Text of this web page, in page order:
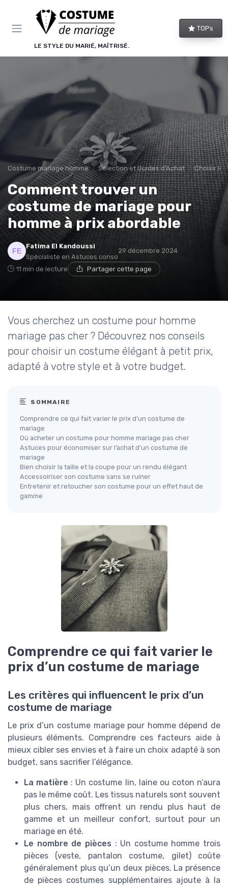
LE STYLE DU MARIÉ, MAÎTRISÉ.
TOPs
Costume mariage homme Sélection et Guides d'Achat Choisir le
Comment trouver un
costume de mariage pour
homme à prix abordable
Fatima El Kandoussi
Spécialiste en Astuces conso
29 décembre 2024
11 min de lecture Partager cette page
Vous cherchez un costume pour homme
mariage pas cher ? Découvrez nos conseils
pour choisir un costume élégant à petit prix,
adapté à votre style et à votre budget.
SOMMAIRE
Comprendre ce qui fait varier le prix d’un costume de
mariage
Où acheter un costume pour homme mariage pas cher
Astuces pour économiser sur l’achat d’un costume de
mariage
Bien choisir la taille et la coupe pour un rendu élégant
Accessoiriser son costume sans se ruiner
Entretenir et retoucher son costume pour un effet haut de
gamme
Comprendre ce qui fait varier le
prix d’un costume de mariage
Les critères qui influencent le prix d’un
costume de mariage
Le prix d’un costume mariage pour homme dépend de
plusieurs éléments. Comprendre ces facteurs aide à
mieux cibler ses envies et à faire un choix adapté à son
budget, sans sacrifier l’élégance.
La matière : Un costume lin, laine ou coton n’aura
pas le même coût. Les tissus naturels sont souvent
plus chers, mais offrent un rendu plus haut de
gamme et un meilleur confort, surtout pour un
mariage en été.
Le nombre de pièces : Un costume homme trois
pièces (veste, pantalon costume, gilet) coûte
généralement plus qu’un deux pièces. La présence
de pièces costumes supplémentaires ajoute à la